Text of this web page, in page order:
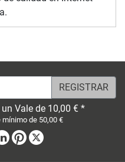
Vale de 10,00 € *
de 50,00 €
LinkedinPinterest